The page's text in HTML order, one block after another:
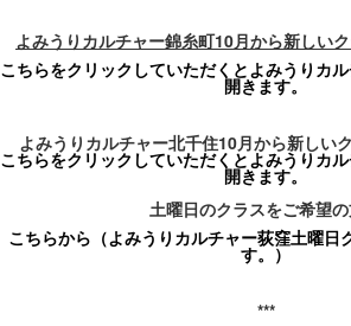
よみうりカルチャー錦糸町10月から新しいク
こちらをクリックしていただくとよみうりカ
開きます。
よみうりカルチャー北千住10月から新しい
こちらをクリックしていただくとよみうりカ
開きます。
土曜日のクラスをご希望
こちらから（よみうりカルチャー荻窪土曜日
す。）
***